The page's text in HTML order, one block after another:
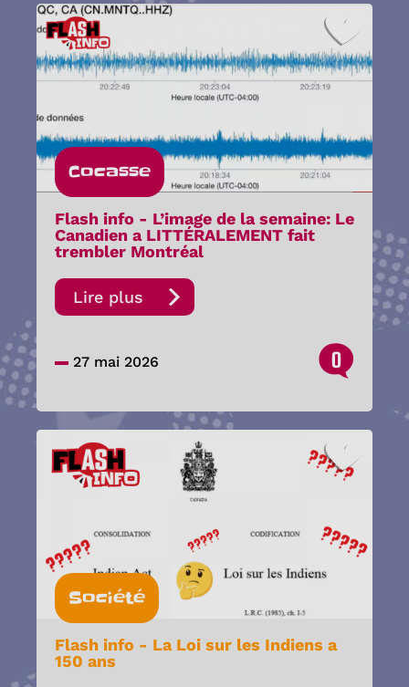
Cocasse
Flash info - L’image de la semaine: Le
Canadien a LITTÉRALEMENT fait
trembler Montréal
Lire plus
27 mai 2026 0
Société
Flash info - La Loi sur les Indiens a
150 ans